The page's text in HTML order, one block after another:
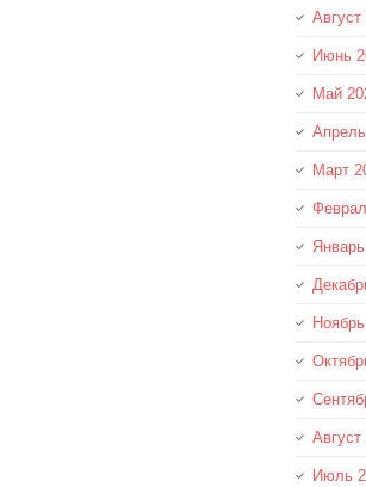
Август
Июнь
Май
Март
Август
Июль